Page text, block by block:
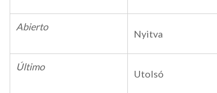
Abierto
Nyitva
Último
Utolsó